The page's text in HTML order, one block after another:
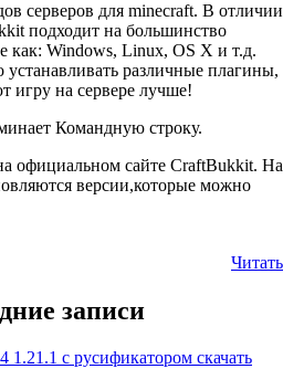
серверов для minecraft. В отличии
подходит на большинство
как: Windows, Linux, OS X и т.д.
различные плагины,
игру на сервере лучше!
Командную строку.
официальном сайте CraftBukkit. На
версии,которые можно
Читать
записи
1.21.1 с русификатором скачать